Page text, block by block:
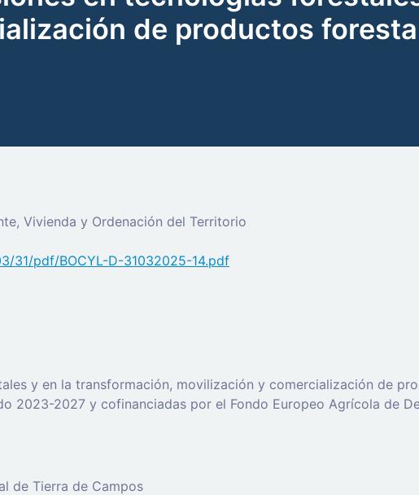
de productos
Vivienda y Ordenación del Territorio
31/pdf/BOCYL-D-31032025-14.pdf
y en la transformación, movilización y comercialización de
2023-2027 y cofinanciadas por el Fondo Europeo Agrícola de
de Tierra de Campos